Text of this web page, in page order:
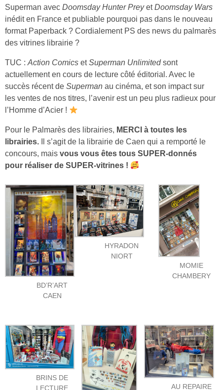
Superman avec Doomsday Hunter PreyetDoomsday Wars
inédit en France et publiable pourquoi pas dans le nouveau
format Paperback ? Cordialement PS des news du palmarès
des vitrines librairie ?
TUC : Action Comics etSuperman Unlimitedsont
actuellement en cours de lecture côté éditorial. Avec le
succès récent de Superman au cinéma, et son impact sur
les ventes de nos titres, l’avenir est un peu plus radieux pour
l’Homme d’Acier !
Pour le Palmarès des librairies, MERCI à toutes les
librairies. Il s’agit de la librairie de Caen qui a remporté le
concours, mais vous vous êtes tous SUPER-donnés
pour réaliser de SUPER-vitrines !
BD’R’ART
CAEN
HYRADON
NIORT
MOMIE
CHAMBERY
BRINS DE
LECTURE
AU REPAIRE